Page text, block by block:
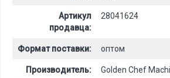
Артикул
продавца:
28041624
Формат поставки: оптом
Производитель: Golden Chef